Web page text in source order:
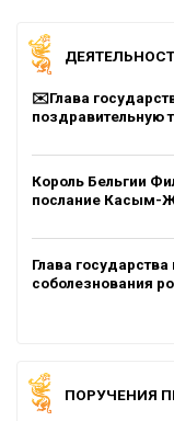
✉️Глава
поздравительную
Король Бельгии
послание Касым-
Глава
соболезнования
ПОРУЧЕНИЯ